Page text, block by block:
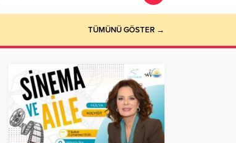
TÜMÜNÜ GÖSTER →